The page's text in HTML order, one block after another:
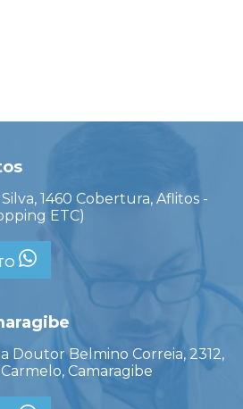
1460 Cobertura, Aflitos -
ETC)
Doutor Belmino Correia, 2312,
Camaragibe